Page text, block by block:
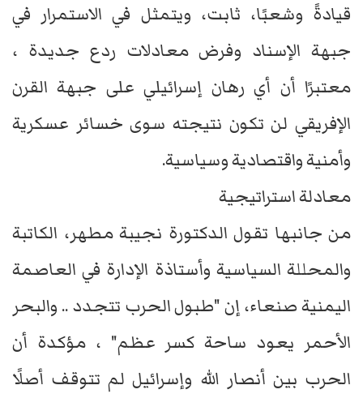
قيادةً وشعبًا، ثابت، ويتمثل في الاستمرار في
جبهة الإسناد وفرض معادلات ردع جديدة ،
معتبرًا أن أي رهان إسرائيلي على جبهة القرن
الإفريقي لن تكون نتيجته سوى خسائر عسكرية
وأمنية واقتصادية وسياسية.
معادلة استراتيجية
من جانبها تقول الدكتورة نجيبة مطهر، الكاتبة
والمحللة السياسية وأستاذة الإدارة في العاصمة
اليمنية صنعاء، إن "طبول الحرب تتجدد .. والبحر
الأحمر يعود ساحة كسر عظم" ، مؤكدة أن
الحرب بين أنصار الله وإسرائيل لم تتوقف أصلًا